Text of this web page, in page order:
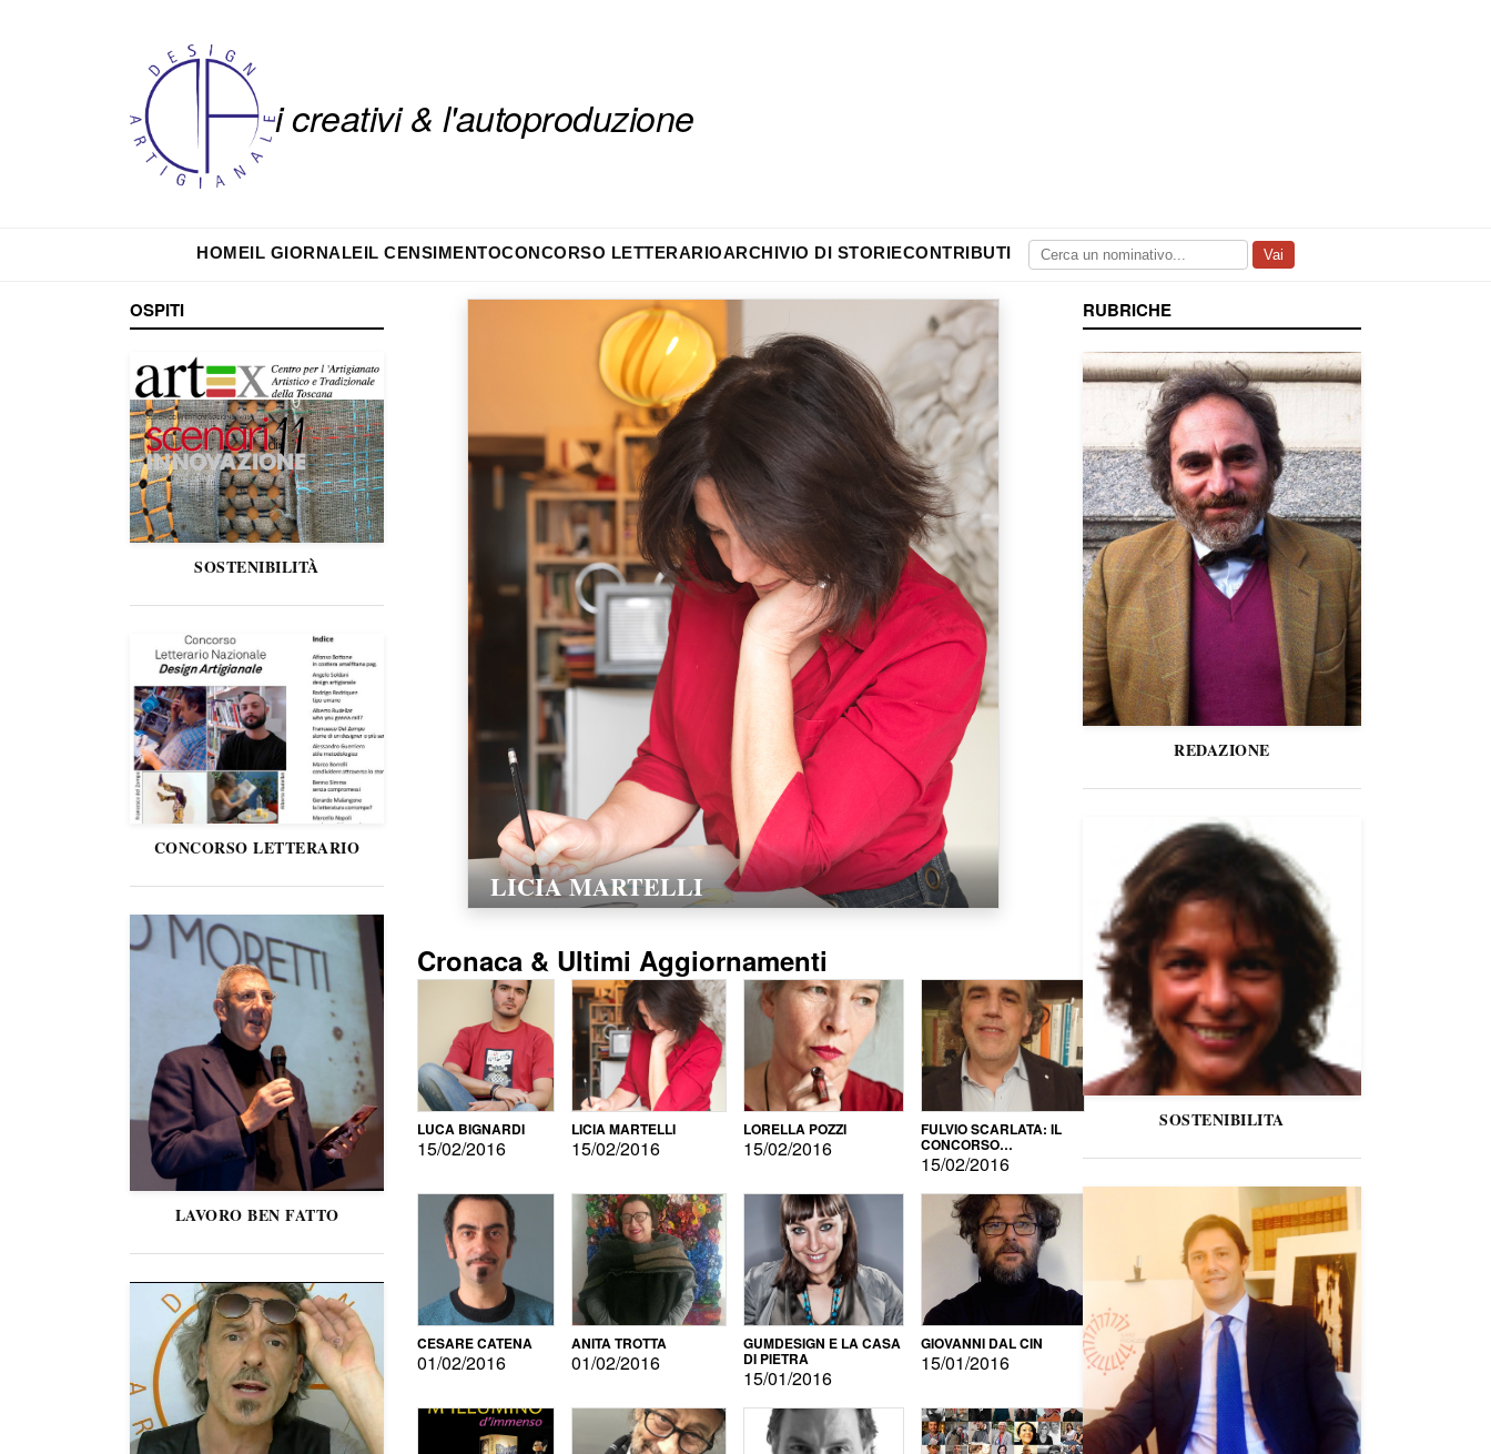
i creativi & l'autoproduzione
HOMEIL GIORNALEIL CENSIMENTOCONCORSO LETTERARIOARCHIVIO DI STORIECONTRIBUTI Vai
OSPITI
SOSTENIBILITÀ
CONCORSO LETTERARIO
LAVORO BEN FATTO
LORELLA POZZI
Cronaca & Ultimi Aggiornamenti
LUCA BIGNARDI
15/02/2016
LICIA MARTELLI
15/02/2016
LORELLA POZZI
15/02/2016
FULVIO SCARLATA: IL
CONCORSO
LETTERARIO
15/02/2016
CESARE CATENA
01/02/2016
ANITA TROTTA
01/02/2016
GUMDESIGN E LA CASA
DI PIETRA
15/01/2016
GIOVANNI DAL CIN
15/01/2016
RUBRICHE
REDAZIONE
SOSTENIBILITA